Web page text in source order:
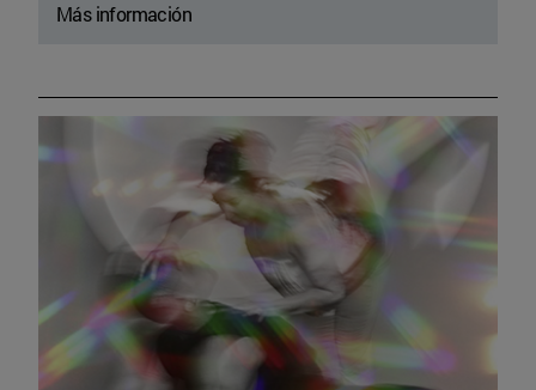
Más información